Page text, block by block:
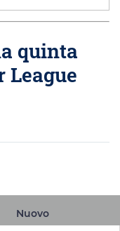
quinta
League
Nuovo